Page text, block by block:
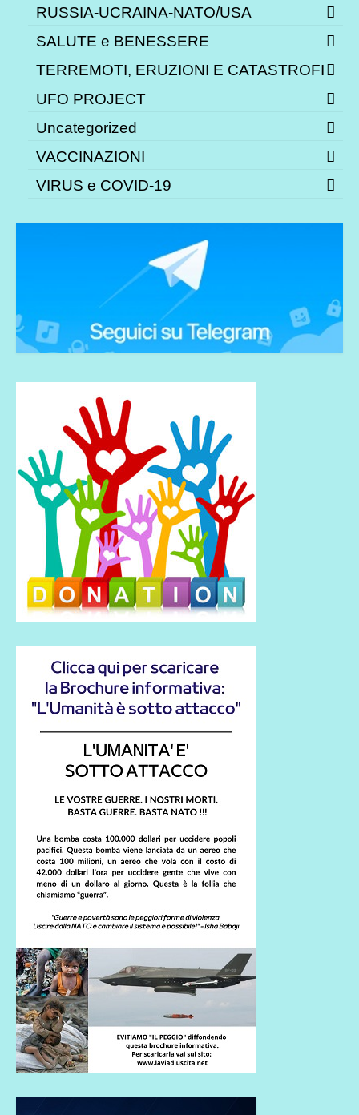
RUSSIA-UCRAINA-NATO/USA
SALUTE e BENESSERE
TERREMOTI, ERUZIONI E CATASTROFI
UFO PROJECT
Uncategorized
VACCINAZIONI
VIRUS e COVID-19